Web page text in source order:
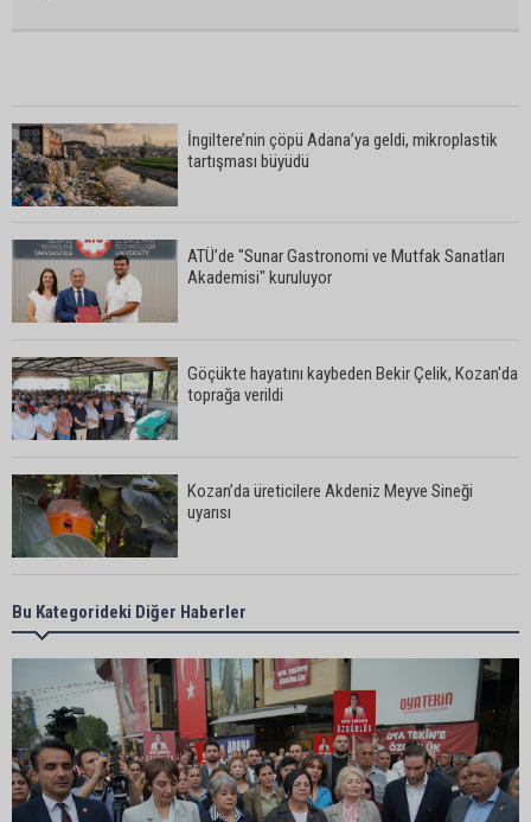
İngiltere’nin çöpü Adana’ya geldi, mikroplastik
tartışması büyüdü
ATÜ’de "Sunar Gastronomi ve Mutfak Sanatları
Akademisi" kuruluyor
Göçükte hayatını kaybeden Bekir Çelik, Kozan'da
toprağa verildi
Kozan’da üreticilere Akdeniz Meyve Sineği
uyarısı
İstanbul Lider Kolejleri Adana Kampüsü’ne yoğun
ilgi: Kontenjanlar dolmak üzere
Göçükte hayatını kaybeden işçinin cenazesi
ailesine teslim edildi
Bu Kategorideki Diğer Haberler